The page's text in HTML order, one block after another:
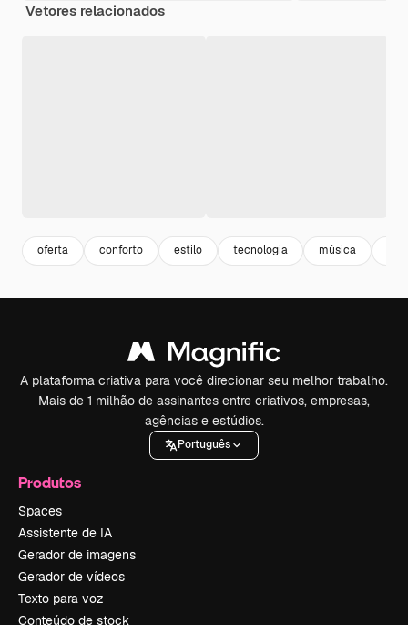
Vetores relacionados
oferta conforto estilo tecnologia música
A plataforma criativa para você direcionar seu melhor trabalho.
Mais de 1 milhão de assinantes entre criativos, empresas,
agências e estúdios.
Português
Produtos
Spaces
Assistente de IA
Gerador de imagens
Gerador de vídeos
Texto para voz
Conteúdo de stock